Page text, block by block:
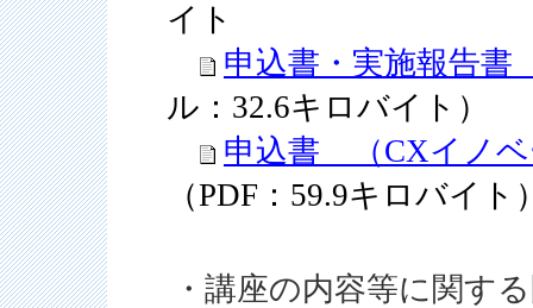
イト
申込書・実施報告書
ル：32.6キロバイト）
申込書 （CXイノベ
（PDF：59.9キロバイト
・講座の内容等に関す